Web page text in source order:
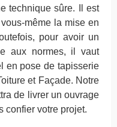
technique sûre. Il est
même la mise en
pour avoir un
aux normes, il vaut
en pose de tapisserie
et Façade. Notre
de livrer un ouvrage
confier votre projet.